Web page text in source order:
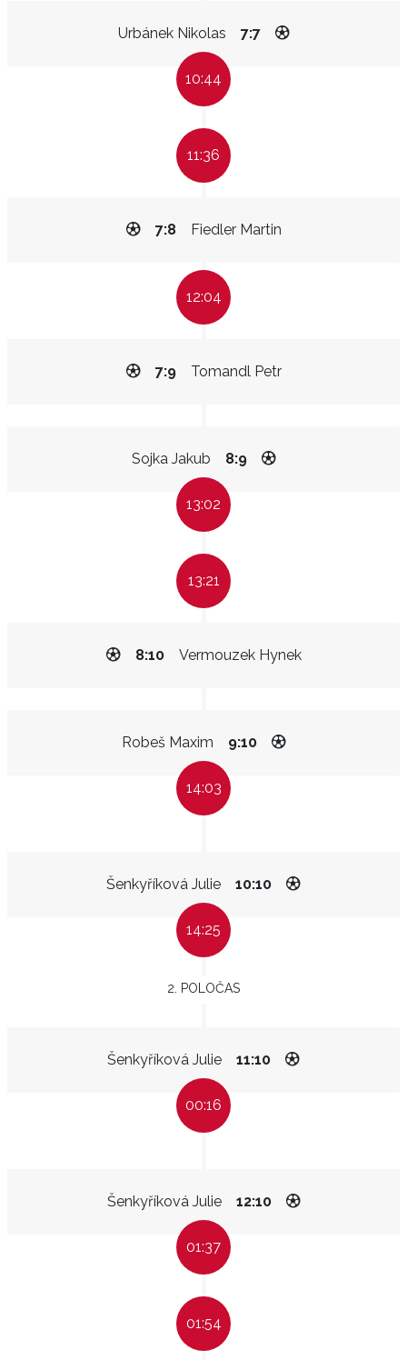
Urbánek Nikolas 7:7
10:44
11:36
Fiedler Martin
7:8
12:04
Tomandl Petr
7:9
Sojka Jakub 8:9
13:02
13:21
Vermouzek Hynek
8:10
Robeš Maxim 9:10
14:03
Šenkyříková Julie 10:10
14:25
2. POLOČAS
Šenkyříková Julie 11:10
00:16
Šenkyříková Julie 12:10
01:37
01:54